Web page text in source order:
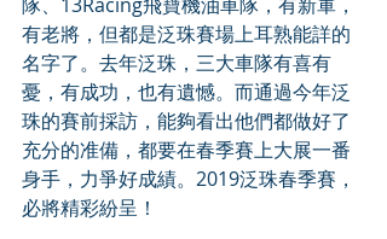
有老將，但都是泛珠賽場上耳熟能詳的
名字了。去年泛珠，三大車隊有喜有
憂，有成功，也有遺憾。而通過今年泛
珠的賽前採訪，能夠看出他們都做好了
充分的准備，都要在春季賽上大展一番
身手，力爭好成績。2019泛珠春季賽，
必將精彩紛呈！